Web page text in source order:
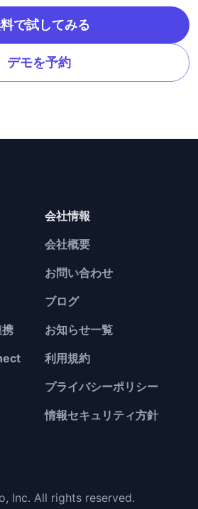
で試してみる
デモを予約
会社情報
会社概要
お問い合わせ
ブログ
お知らせ一覧
利用規約
プライバシーポリシー
情報セキュリティ方針
Inc. All rights reserved.